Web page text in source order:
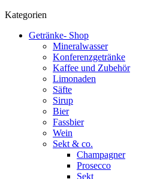
Kategorien
Getränke- Shop
Mineralwasser
Konferenzgetränke
Kaffee und Zubehör
Limonaden
Säfte
Sirup
Bier
Fassbier
Wein
Sekt & co.
Champagner
Prosecco
Sekt